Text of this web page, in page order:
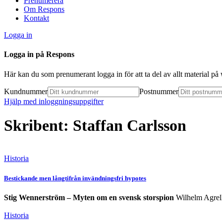
Om Respons
Kontakt
Logga in
Logga in på Respons
Här kan du som prenumerant logga in för att ta del av allt material på
Kundnummer
Postnummer
Hjälp med inloggningsuppgifter
Skribent: Staffan Carlsson
Historia
Bestickande men långtifrån invändningsfri hypotes
Stig Wennerström – Myten om en svensk storspion Wilhelm
Historia